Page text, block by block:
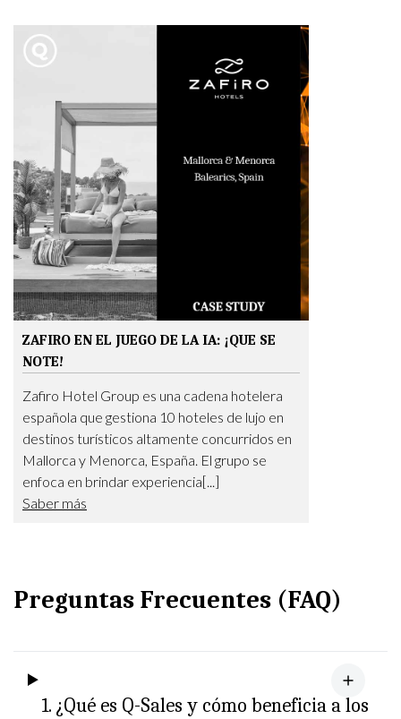
ZAFIRO EN EL JUEGO DE LA IA: ¡QUE SE
NOTE!
Zafiro Hotel Group es una cadena hotelera
española que gestiona 10 hoteles de lujo en
destinos turísticos altamente concurridos en
Mallorca y Menorca, España. El grupo se
enfoca en brindar experiencia[...]
Saber más
Preguntas Frecuentes (FAQ)
1. ¿Qué es Q-Sales y cómo beneficia a los